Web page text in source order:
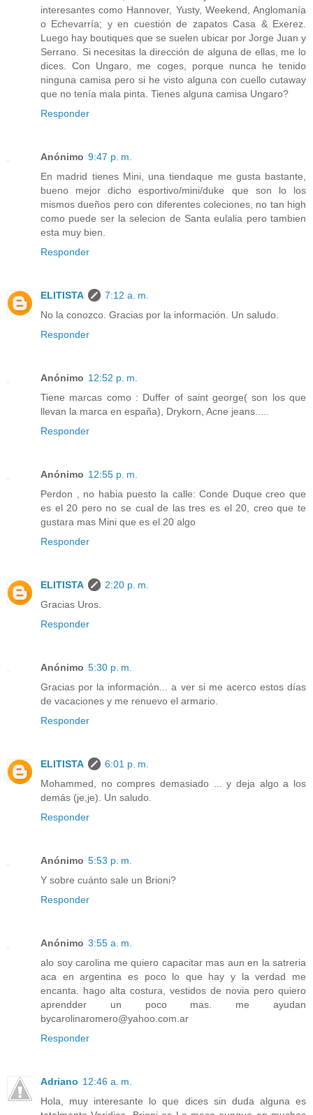
interesantes como Hannover, Yusty, Weekend, Anglomanía
o Echevarría; y en cuestión de zapatos Casa & Exerez.
Luego hay boutiques que se suelen ubicar por Jorge Juan y
Serrano. Si necesitas la dirección de alguna de ellas, me lo
dices. Con Ungaro, me coges, porque nunca he tenido
ninguna camisa pero si he visto alguna con cuello cutaway
que no tenía mala pinta. Tienes alguna camisa Ungaro?
Responder
Anónimo 9:47 p. m.
En madrid tienes Mini, una tiendaque me gusta bastante,
bueno mejor dicho esportivo/mini/duke que son lo los
mismos dueños pero con diferentes coleciones, no tan high
como puede ser la selecion de Santa eulalia pero tambien
esta muy bien.
Responder
ELITISTA
7:12 a. m.
No la conozco. Gracias por la información. Un saludo.
Responder
Anónimo 12:52 p. m.
Tiene marcas como : Duffer of saint george( son los que
llevan la marca en españa), Drykorn, Acne jeans.....
Responder
Anónimo 12:55 p. m.
Perdon , no habia puesto la calle: Conde Duque creo que
es el 20 pero no se cual de las tres es el 20, creo que te
gustara mas Mini que es el 20 algo
Responder
ELITISTA
2:20 p. m.
Gracias Uros.
Responder
Anónimo 5:30 p. m.
Gracias por la información... a ver si me acerco estos días
de vacaciones y me renuevo el armario.
Responder
ELITISTA
6:01 p. m.
Mohammed, no compres demasiado ... y deja algo a los
demás (je,je). Un saludo.
Responder
Anónimo 5:53 p. m.
Y sobre cuánto sale un Brioni?
Responder
Anónimo 3:55 a. m.
alo soy carolina me quiero capacitar mas aun en la satreria
aca en argentina es poco lo que hay y la verdad me
encanta. hago alta costura, vestidos de novia pero quiero
aprendder un poco mas. me ayudan
bycarolinaromero@yahoo.com.ar
Responder
Adriano 12:46 a. m.
Hola, muy interesante lo que dices sin duda alguna es